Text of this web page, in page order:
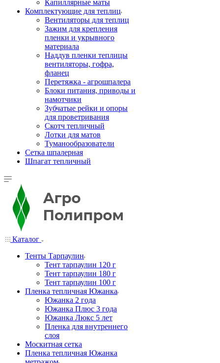
Капиллярные маты
Комплектующие для теплиц
Вентиляторы для теплиц
Зажим для крепления
пленки и укрывного
материала
Наддув пленки теплицы
вентиляторы, гофра,
фланец
Перетяжка - агрошпалера
Блоки питания, приводы и
намотчики
Зубчатые рейки и опоры
для проветривания
Скотч тепличный
Лотки для матов
Туманообразователи
Сетка шпалерная
Шпагат тепличный
Каталог
Тенты Тарпаулин
Тент тарпаулин 120 г
Тент тарпаулин 180 г
Тент тарпаулин 100 г
Пленка тепличная Южанка
Южанка 2 года
Южанка Плюс 3 года
Южанка Люкс 5 лет
Пленка для внутреннего
слоя
Москитная сетка
Пленка тепличная Южанка